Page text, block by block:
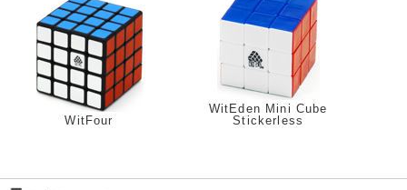
WitFour
WitEden Mini Cube
Stickerless